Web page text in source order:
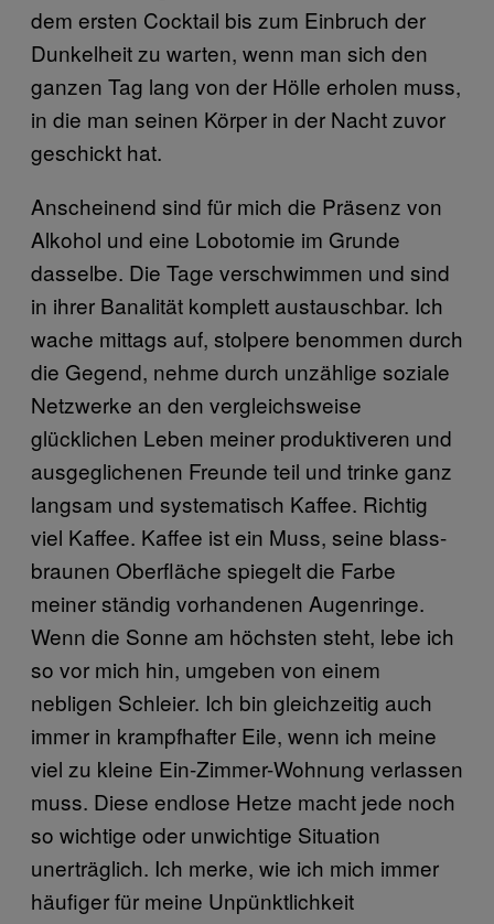
dem ersten Cocktail bis zum Einbruch der
Dunkelheit zu warten, wenn man sich den
ganzen Tag lang von der Hölle erholen muss,
in die man seinen Körper in der Nacht zuvor
geschickt hat.
Anscheinend sind für mich die Präsenz von
Alkohol und eine Lobotomie im Grunde
dasselbe. Die Tage verschwimmen und sind
in ihrer Banalität komplett austauschbar. Ich
wache mittags auf, stolpere benommen durch
die Gegend, nehme durch unzählige soziale
Netzwerke an den vergleichsweise
glücklichen Leben meiner produktiveren und
ausgeglichenen Freunde teil und trinke ganz
langsam und systematisch Kaffee. Richtig
viel Kaffee. Kaffee ist ein Muss, seine blass-
braunen Oberfläche spiegelt die Farbe
meiner ständig vorhandenen Augenringe.
Wenn die Sonne am höchsten steht, lebe ich
so vor mich hin, umgeben von einem
nebligen Schleier. Ich bin gleichzeitig auch
immer in krampfhafter Eile, wenn ich meine
viel zu kleine Ein-Zimmer-Wohnung verlassen
muss. Diese endlose Hetze macht jede noch
so wichtige oder unwichtige Situation
unerträglich. Ich merke, wie ich mich immer
häufiger für meine Unpünktlichkeit